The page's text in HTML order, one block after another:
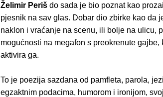
Želimir Periš do sada je bio poznat kao
pjesnik na sav glas. Dobar dio zbirke kao da
naklon i vraćanje na scenu, ili bolje na ulicu,
mogućnosti na megafon s preokrenute
aktivira ga.
To je poezija sazdana od pamfleta, parola,
egzaktnim podacima, humorom i ironijom,